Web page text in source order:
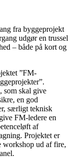
fra byggeprojekt
udgør en trussel
– både på kort og
”FM-
som skal give
en god
særligt teknisk
FM-ledere en
af
Projektet er
workshop ud af fire,